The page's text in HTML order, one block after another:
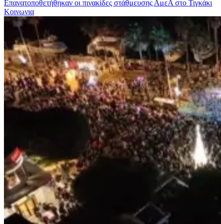
Επανατοποθετήθηκαν οι πινακίδες στάθμευσης ΑμεΑ στο Τιγκάκι
Κοινωνια